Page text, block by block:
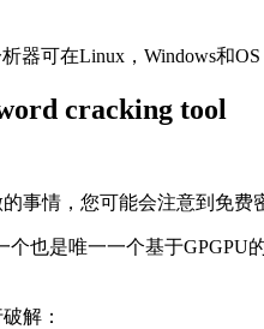
器可在Linux，Windows和OS
cracking tool
事情，您可能会注意到免费
个也是唯一一个基于
解：